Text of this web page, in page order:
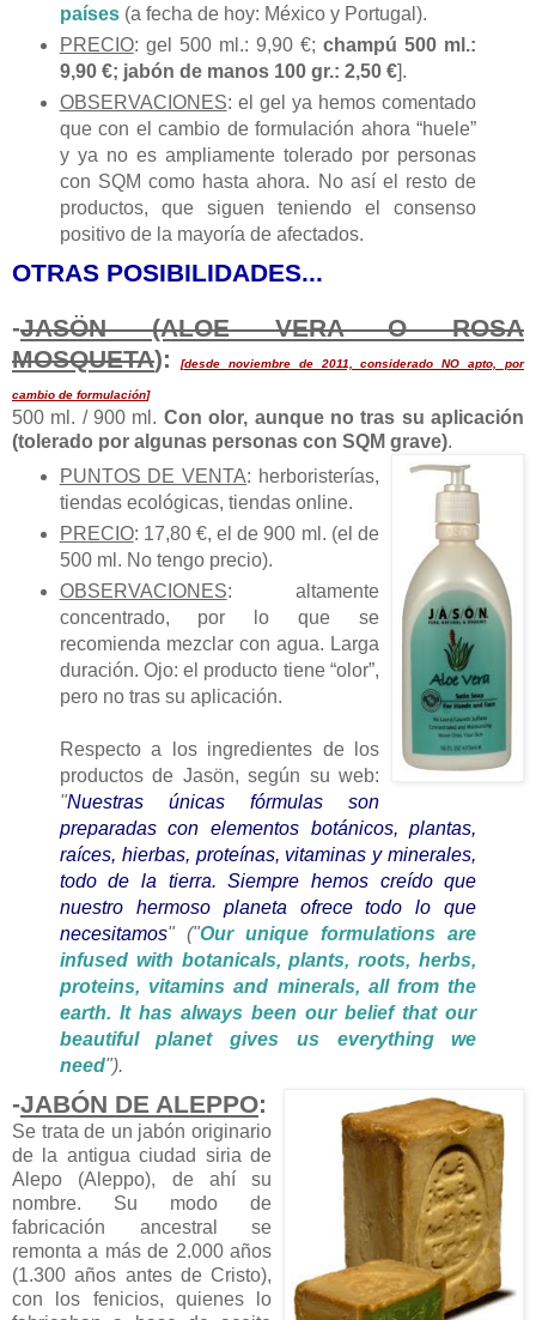
países(a fecha de hoy: México y Portugal).
PRECIO: gel 500 ml.: 9,90 €;champú 500 ml.:
9,90 €; jabón de manos 100 gr.: 2,50 €].
OBSERVACIONES: el gel ya hemos comentado
que con el cambio de formulación ahora “huele”
y ya no es ampliamente tolerado por personas
con SQM como hasta ahora. No así el resto de
productos, que siguen teniendo el consenso
positivo de la mayoría de afectados.
OTRAS POSIBILIDADES...
-JASÖN (ALOE VERA O ROSA
MOSQUETA): [desde noviembre de 2011, considerado NO apto, por
cambio de formulación]
500 ml. / 900 ml. Con olor, aunque no tras su aplicación
(tolerado por algunas personas con SQM grave).
PUNTOS DE VENTA: herboristerías,
tiendas ecológicas, tiendas online.
PRECIO: 17,80 €, el de 900 ml. (el de
500 ml. No tengo precio).
OBSERVACIONES: altamente
concentrado, por lo que se
recomienda mezclar con agua. Larga
duración. Ojo: el producto tiene “olor”,
pero no tras su aplicación.
Respecto a los ingredientes de los
productos de Jasön, según su web:
"Nuestras únicas fórmulas son
preparadas con elementos botánicos, plantas,
raíces, hierbas, proteínas, vitaminas y minerales,
todo de la tierra. Siempre hemos creído que
nuestro hermoso planeta ofrece todo lo que
necesitamos" ("Our unique formulations are
infused with botanicals, plants, roots, herbs,
proteins, vitamins and minerals, all from the
earth. It has always been our belief that our
beautiful planet gives us everything we
need").
-JABÓN DE ALEPPO:
Se trata de un jabón originario
de la antigua ciudad siria de
Alepo (Aleppo), de ahí su
nombre. Su modo de
fabricación ancestral se
remonta a más de 2.000 años
(1.300 años antes de Cristo),
con los fenicios, quienes lo